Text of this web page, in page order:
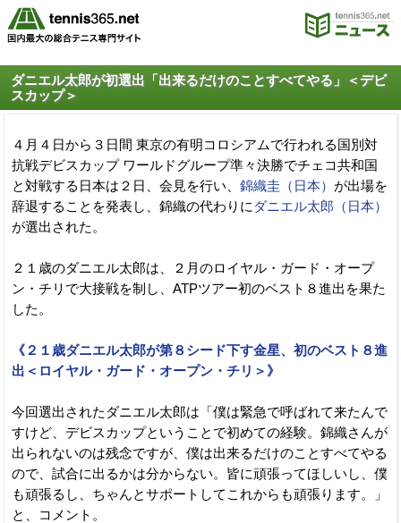
ダニエル太郎が初選出「出来るだけのことすべてやる」＜デビ
スカップ＞
４月４日から３日間 東京の有明コロシアムで行われる国別対
抗戦デビスカップ ワールドグループ準々決勝でチェコ共和国
と対戦する日本は２日、会見を行い、 錦織圭（日本） が出場を
辞退することを発表し、錦織の代わりに ダニエル太郎（日本）
が選出された。
２１歳のダニエル太郎は、２月のロイヤル・ガード・オープ
ン・チリで大接戦を制し、ATPツアー初のベスト８進出を果た
した。
《２１歳ダニエル太郎が第８シード下す金星、初のベスト８進
出＜ロイヤル・ガード・オープン・チリ＞》
今回選出されたダニエル太郎は「僕は緊急で呼ばれて来たんで
すけど、デビスカップということで初めての経験。錦織さんが
出られないのは残念ですが、僕は出来るだけのことすべてやる
ので、試合に出るかは分からない。皆に頑張ってほしいし、僕
も頑張るし、ちゃんとサポートしてこれからも頑張ります。」
と、コメント。